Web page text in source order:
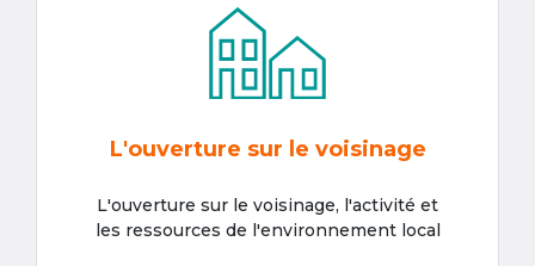
L'ouverture sur le voisinage
L'ouverture sur le voisinage, l'activité et
les ressources de l'environnement local